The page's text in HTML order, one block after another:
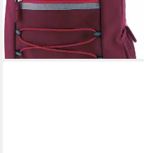
-10%
lieferbar - in 3-4 Werktagen bei dir